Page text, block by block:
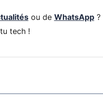
ou de WhatsApp?
tech !